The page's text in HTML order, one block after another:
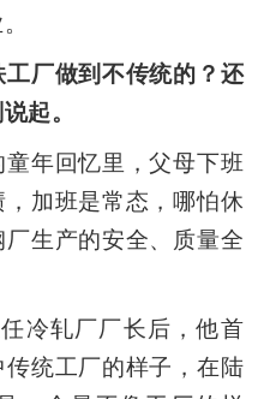
厂做到不传统的？还
起。
年回忆里，父母下班
加班是常态，哪怕休
生产的安全、质量全
冷轧厂厂长后，他首
统工厂的样子，在陆